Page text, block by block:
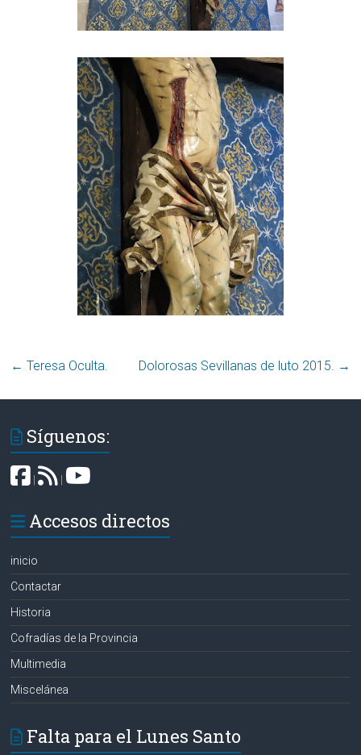
← Teresa Oculta. Dolorosas Sevillanas de luto 2015. →
Síguenos:
|
Accesos directos
inicio
Contactar
Historia
Cofradías de la Provincia
Multimedia
Miscelánea
Falta para el Lunes Santo